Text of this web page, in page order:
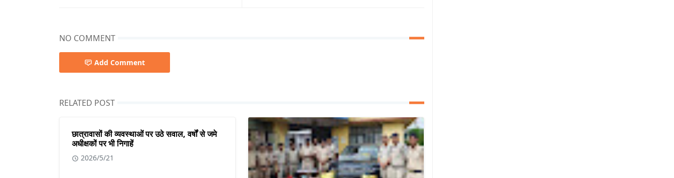
NO COMMENT
Add Comment
RELATED POST
छात्रावासों की व्यवस्थाओं पर उठे सवाल, वर्षों से जमे
अधीक्षकों पर भी निगाहें
2026/5/21